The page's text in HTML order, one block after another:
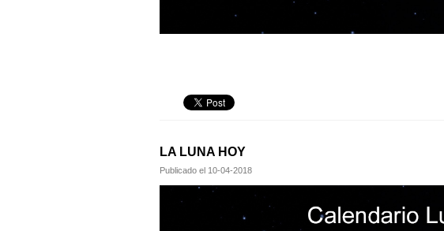
LA LUNA HOY
Publicado el 10-04-2018